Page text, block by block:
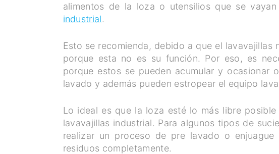
alimentos de la loza o utensilios que se
industrial.
Esto se recomienda, debido a que el
porque esta no es su función. Por eso, es
porque estos se pueden acumular y ocasionar
lavado y además pueden estropear el equipo
Lo ideal es que la loza esté lo más libre
lavavajillas industrial. Para algunos tipos de
realizar un proceso de pre lavado o
residuos completamente.